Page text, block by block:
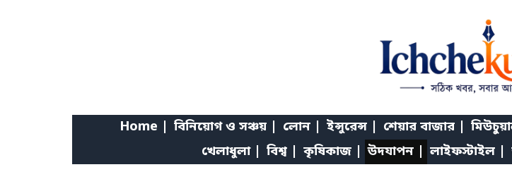
Home | বিনিয়োগ ও সঞ্চয় | লোন | ইন্সুরেন্স | শেয়ার বাজার |
খেলাধুলা |
বিশ্ব | কৃষিকাজ | উদযাপন | লাইফস্টাইল |